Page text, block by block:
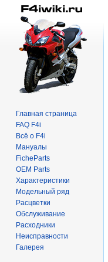
Главная страница
FAQ F4i
Всё о F4i
Мануалы
FicheParts
OEM Parts
Характеристики
Модельный ряд
Расцветки
Обслуживание
Расходники
Неисправности
Галерея